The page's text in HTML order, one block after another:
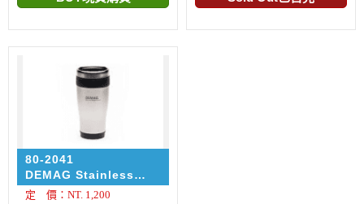
80-2041
DEMAG Stainless
Steel Thermos Mug
定 價：NT. 1,200